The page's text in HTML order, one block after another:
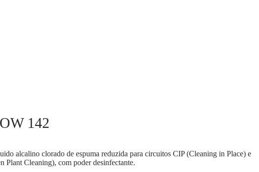
142
alcalino clorado de espuma reduzida para circuitos CIP (Cleaning in Place) e
Plant Cleaning), com poder desinfectante.